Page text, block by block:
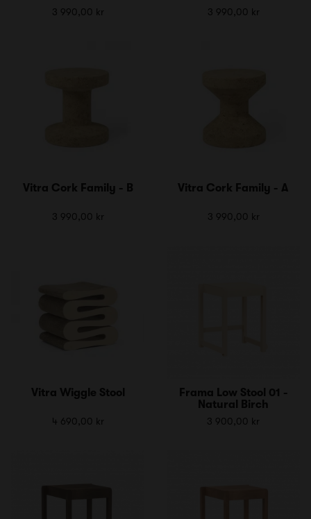
3 990,00 kr 3 990,00 kr
Vitra Cork Family - B
3 990,00 kr
Vitra Cork Family - A
3 990,00 kr
Vitra Wiggle Stool
4 690,00 kr
Frama Low Stool 01 -
Natural Birch
3 900,00 kr